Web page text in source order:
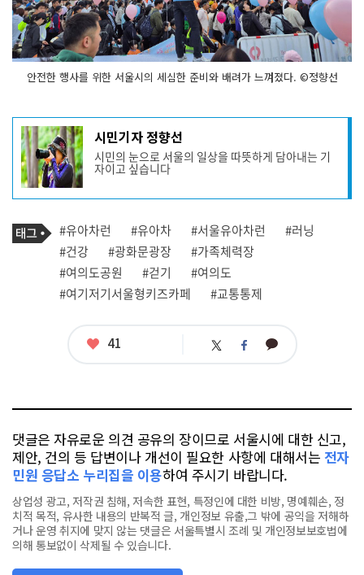
안전한 행사를 위한 서울시의 세심한 준비와 배려가 느껴졌다. ©정향선
기
사
작
성
자
프
필
시민기자 정향선
시민의 눈으로 서울의 일상을 따뜻하게 담아내는 기
자이고 싶습니다
기
사
관
련
태
그
태
그
#유아차런 #유아차 #서울유아차런
#러닝
#건강
#광화문광장
#가족체력장
#여의도공원
#걷기
#여의도
#여기저기서울형키즈카페
#교통통제
좋
41 트 페 카
댓글은 자유로운 의견 공유의 장이므로 서울시에 대한 신고,
제안, 건의 등 답변이나 개선이 필요한 사항에 대해서는 전자
민원 응답소 누리집을 이용하여 주시기 바랍니다.
상업성 광고, 저작권 침해, 저속한 표현, 특정인에 대한 비방, 명예훼손, 정
치적 목적, 유사한 내용의 반복적 글, 개인정보 유출,그 밖에 공익을 저해하
거나 운영 취지에 맞지 않는 댓글은 서울특별시 조례 및 개인정보보호법에
의해 통보없이 삭제될 수 있습니다.